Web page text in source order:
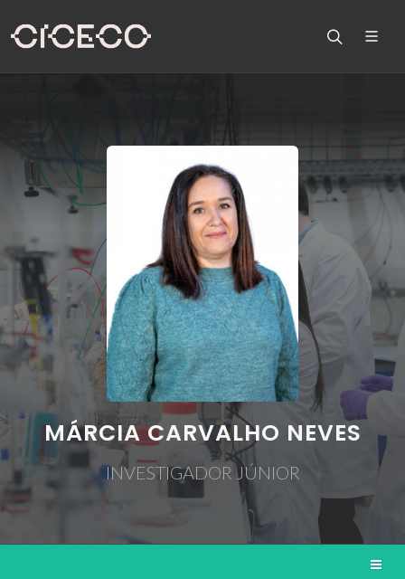
MÁRCIA CARVALHO NEVES
INVESTIGADOR JÚNIOR